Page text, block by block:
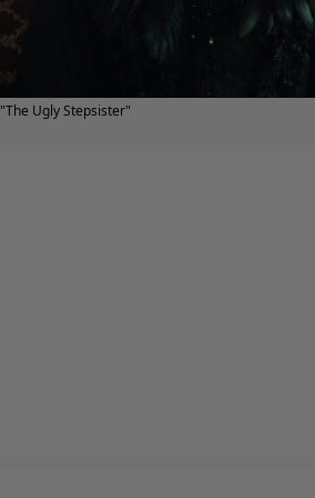
"The Ugly Stepsister"